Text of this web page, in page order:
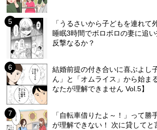
「うるさいから子どもを連れて
睡眠3時間でボロボロの妻に追
反撃なるか？
結婚前提の付き合いに喜ぶよし
ん」と「オムライス」から始ま
なたが理解できません Vol.5】
「自転車借りたよ～！」って勝
が理解できない！ 次に貸して